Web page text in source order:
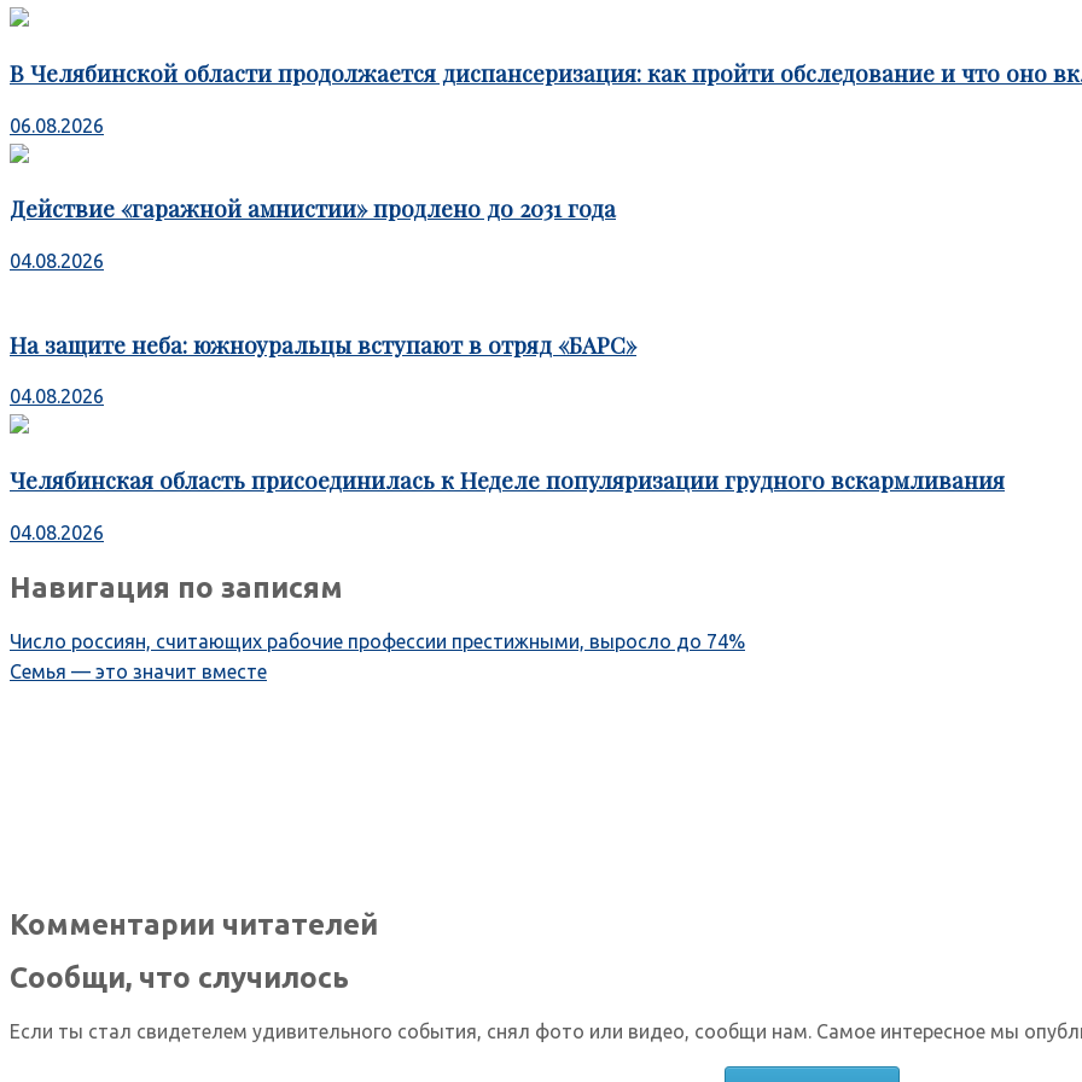
В Челябинской области продолжается диспансеризация: как пройти обследование и что оно
06.08.2026
Действие «гаражной амнистии» продлено до 2031 года
04.08.2026
На защите неба: южноуральцы вступают в отряд «БАРС»
04.08.2026
Челябинская область присоединилась к Неделе популяризации грудного вскармливания
04.08.2026
Навигация по записям
Число россиян, считающих рабочие профессии престижными, выросло до 74%
Семья — это значит вместе
Комментарии читателей
Сообщи, что случилось
Если ты стал свидетелем удивительного события, снял фото или видео, сообщи нам. Самое интересное мы